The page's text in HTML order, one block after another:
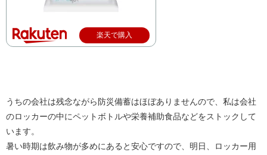
楽天で購入
うちの会社は残念ながら防災備蓄はほぼありませんので、私は会社
のロッカーの中にペットボトルや栄養補助食品などをストックして
います。
暑い時期は飲み物が多めにあると安心ですので、明日、ロッカー用